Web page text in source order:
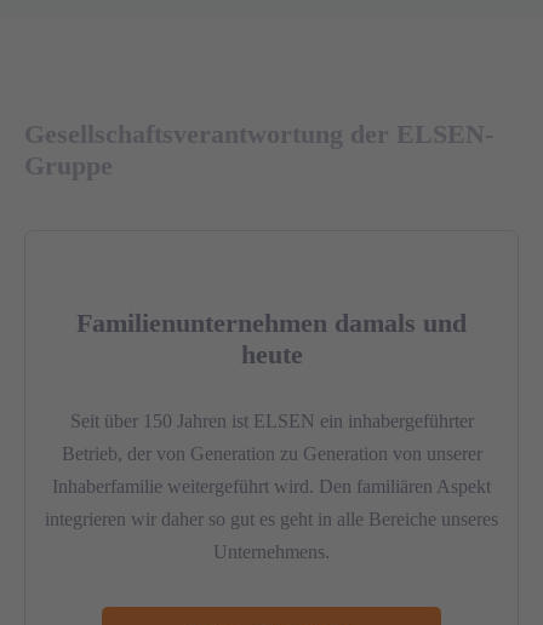
Gesellschaftsverantwortung der ELSEN-
Gruppe
Familienunternehmen damals und
heute
Seit über 150 Jahren ist ELSEN ein inhabergeführter
Betrieb, der von Generation zu Generation von unserer
Inhaberfamilie weitergeführt wird. Den familiären Aspekt
integrieren wir daher so gut es geht in alle Bereiche unseres
Unternehmens.